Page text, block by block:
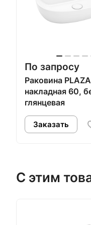
По запросу
Раковина PLAZA
накладная 60,
глянцевая
Заказать
С этим